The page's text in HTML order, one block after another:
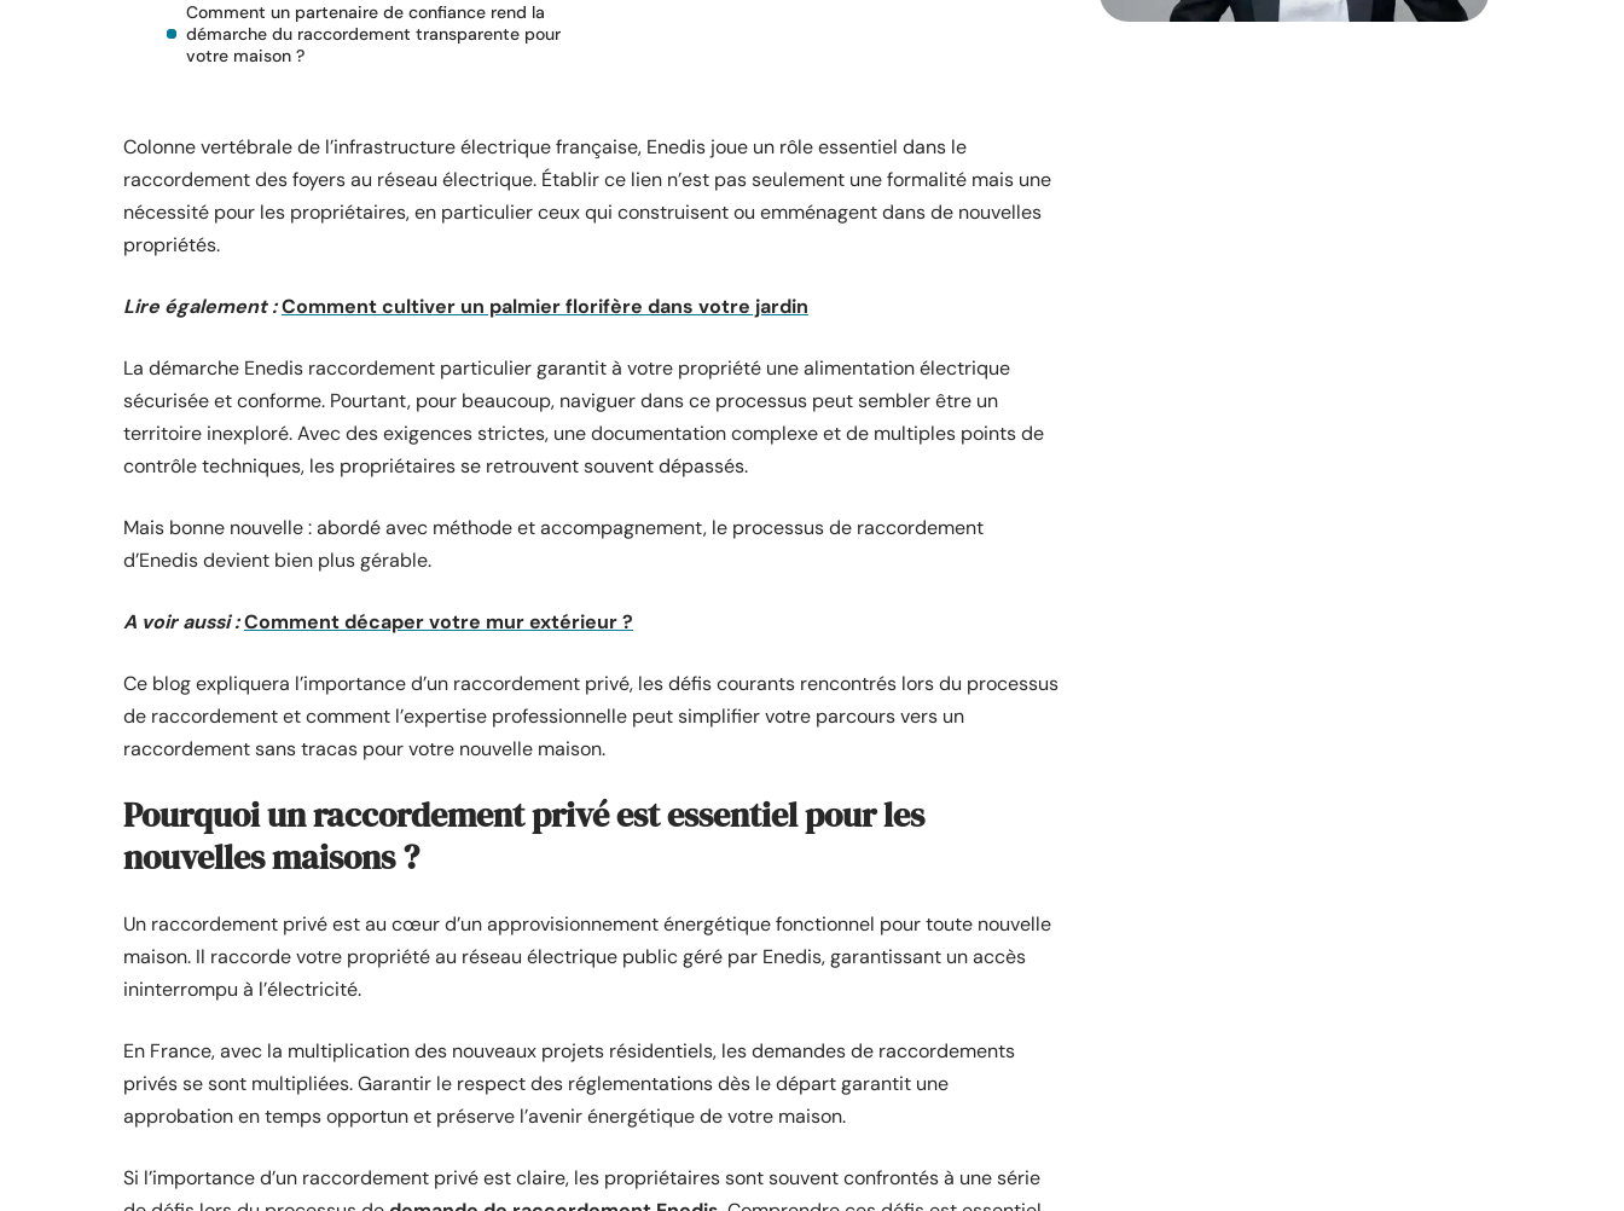
Comment un partenaire de confiance rend la
démarche du raccordement transparente pour
votre maison ?
Colonne vertébrale de l’infrastructure électrique française, Enedis joue un rôle essentiel dans le
raccordement des foyers au réseau électrique. Établir ce lien n’est pas seulement une formalité mais une
nécessité pour les propriétaires, en particulier ceux qui construisent ou emménagent dans de nouvelles
propriétés.
Lire également :Comment cultiver un palmier florifère dans votre jardin
La démarche Enedis raccordement particulier garantit à votre propriété une alimentation électrique
sécurisée et conforme. Pourtant, pour beaucoup, naviguer dans ce processus peut sembler être un
territoire inexploré. Avec des exigences strictes, une documentation complexe et de multiples points de
contrôle techniques, les propriétaires se retrouvent souvent dépassés.
Mais bonne nouvelle : abordé avec méthode et accompagnement, le processus de raccordement
d’Enedis devient bien plus gérable.
A voir aussi :Comment décaper votre mur extérieur ?
Ce blog expliquera l’importance d’un raccordement privé, les défis courants rencontrés lors du processus
de raccordement et comment l’expertise professionnelle peut simplifier votre parcours vers un
raccordement sans tracas pour votre nouvelle maison.
Pourquoi un raccordement privé est essentiel pour les
nouvelles maisons ?
Un raccordement privé est au cœur d’un approvisionnement énergétique fonctionnel pour toute nouvelle
maison. Il raccorde votre propriété au réseau électrique public géré par Enedis, garantissant un accès
ininterrompu à l’électricité.
En France, avec la multiplication des nouveaux projets résidentiels, les demandes de raccordements
privés se sont multipliées. Garantir le respect des réglementations dès le départ garantit une
approbation en temps opportun et préserve l’avenir énergétique de votre maison.
Si l’importance d’un raccordement privé est claire, les propriétaires sont souvent confrontés à une série